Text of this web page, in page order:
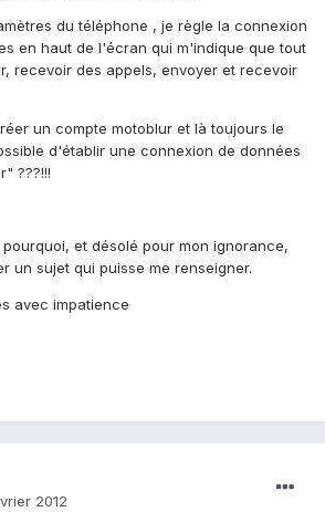
du téléphone , je règle la connexion
en haut de l'écran qui m'indique que tout
recevoir des appels, envoyer et recevoir
un compte motoblur et là toujours le
d'établir une connexion de données
???!!!
et désolé pour mon ignorance,
un sujet qui puisse me renseigner.
avec impatience
2012